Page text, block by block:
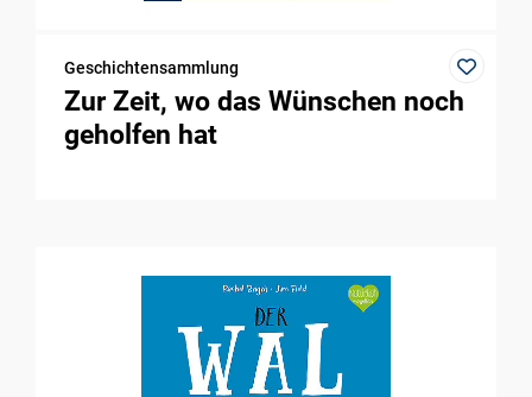
Geschichtensammlung
Zur Zeit, wo das Wünschen noch
geholfen hat